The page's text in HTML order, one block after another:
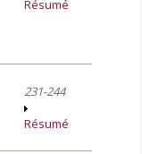
Résumé
231-244
Résumé